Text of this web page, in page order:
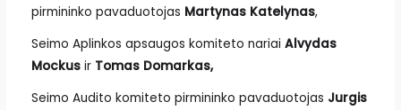
pirmininko pavaduotojas Martynas Katelynas,
Seimo Aplinkos apsaugos komiteto nariai Alvydas
Mockusir Tomas Domarkas,
Seimo Audito komiteto pirmininko pavaduotojas Jurgis